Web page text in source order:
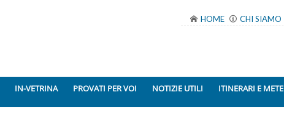
HOME CHI SIAMO
IN-VETRINA PROVATI PER VOI NOTIZIE UTILI ITINERARI E METE